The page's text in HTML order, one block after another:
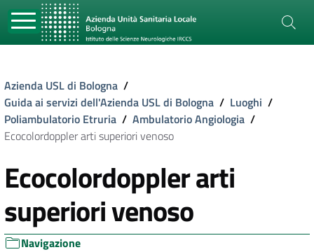
Azienda USL di Bologna /
Guida ai servizi dell'Azienda USL di Bologna / Luoghi /
Poliambulatorio Etruria / Ambulatorio Angiologia /
Ecocolordoppler arti superiori venoso
Ecocolordoppler arti
superiori venoso
Navigazione